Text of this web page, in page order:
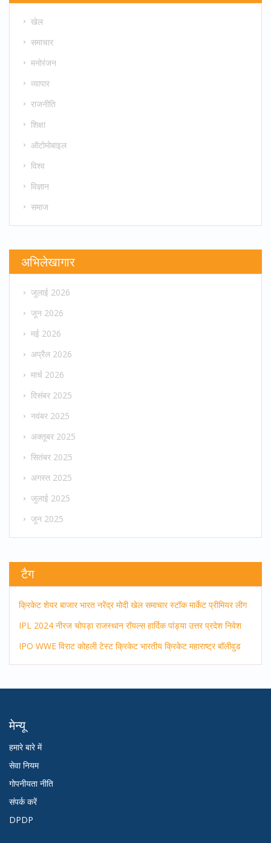
खेल
समाचार
मनोरंजन
व्यापार
राजनीति
शिक्षा
ऑटोमोबाइल
विश्व
विज्ञान
समाज
अभिलेखागार
जुलाई 2026
जून 2026
मई 2026
अप्रैल 2026
मार्च 2026
दिसंबर 2025
नवंबर 2025
अक्तूबर 2025
सितंबर 2025
अगस्त 2025
जुलाई 2025
जून 2025
टैग
क्रिकेट शेयर बाजार भारत नरेंद्र मोदी खेल समाचार स्टॉक मार्केट प्रीमियर लीग
IPL 2024 नीरज चोपड़ा राजस्थान रॉयल्स हार्दिक पांड्या उत्तर प्रदेश निवेश
IPO WWE विराट कोहली टेस्ट क्रिकेट भारतीय क्रिकेट महाराष्ट्र बॉलीवुड
मेन्यू
हमारे बारे में
सेवा नियम
गोपनीयता नीति
संपर्क करें
DPDP